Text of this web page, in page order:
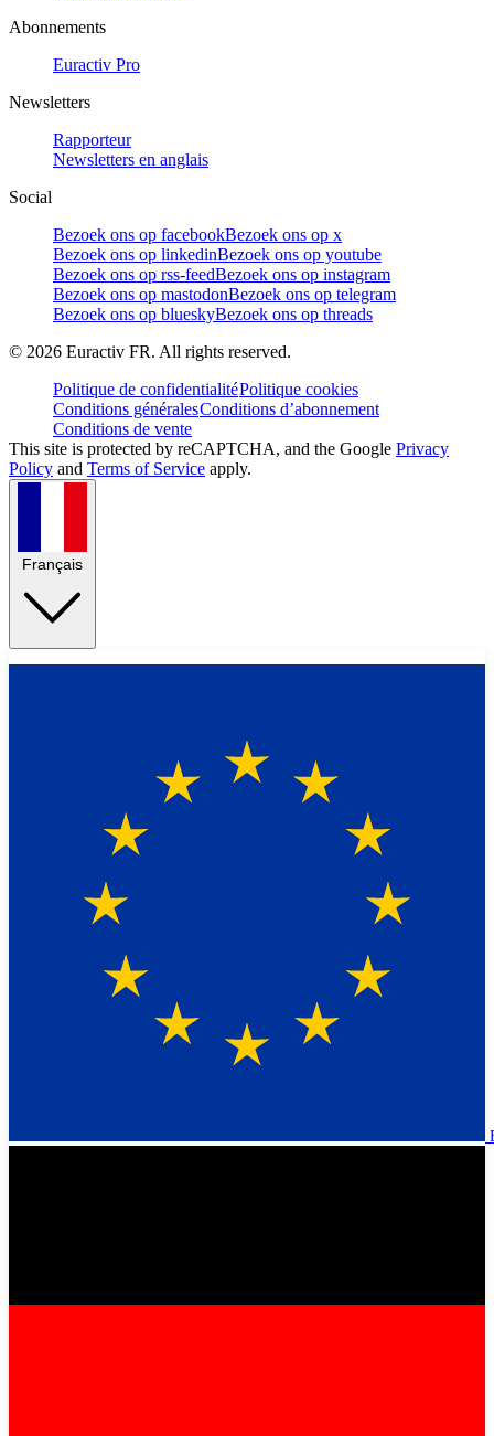
Abonnements
Euractiv Pro
Newsletters
Rapporteur
Newsletters en anglais
Social
Bezoek ons op facebookBezoek ons op x
Bezoek ons op linkedinBezoek ons op youtube
Bezoek ons op rss-feedBezoek ons op instagram
Bezoek ons op mastodonBezoek ons op telegram
Bezoek ons op blueskyBezoek ons op threads
© 2026 Euractiv FR. All rights reserved.
Politique de confidentialitéPolitique cookies
Conditions généralesConditions d’abonnement
Conditions de vente
This site is protected by reCAPTCHA, and the Google Privacy
Policy and Terms of Service apply.
Français